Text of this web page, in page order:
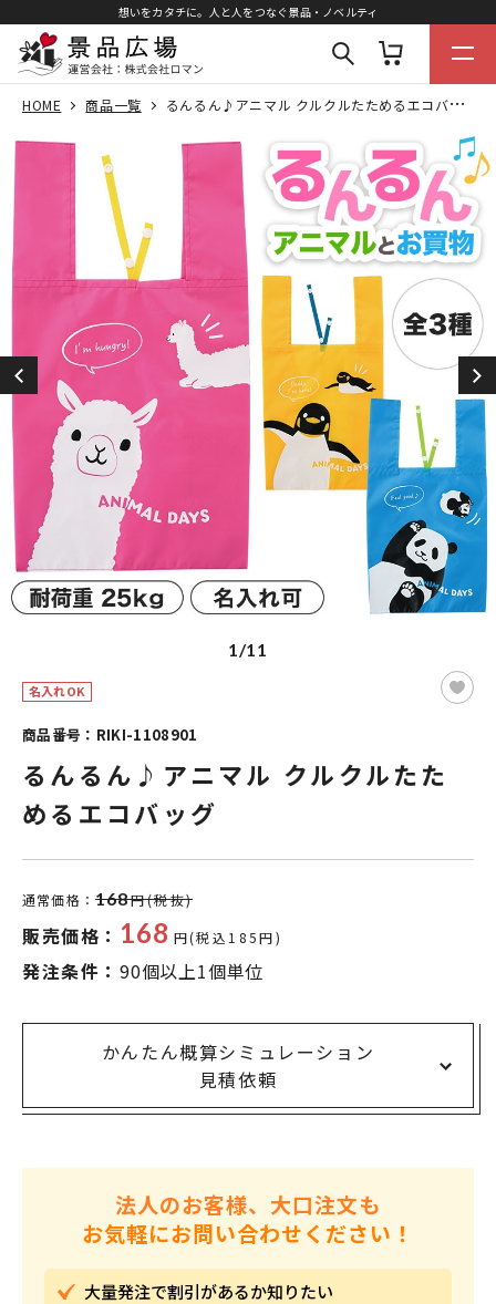
想いをカタチに。人と人をつなぐ景品・ノベルティ
HOME 商品一覧 るんるん♪アニマル クルクルたためるエコバッグ
1/11
名入れOK
商品番号：RIKI-1108901
るんるん♪アニマル クルクルたた
めるエコバッグ
通常価格： 168円(税抜)
販売価格： 168 円(税込185円)
発注条件： 90個以上1個単位
かんたん概算シミュレーション
見積依頼
法人のお客様、大口注文も
お気軽にお問い合わせください！
大量発注で割引があるか知りたい